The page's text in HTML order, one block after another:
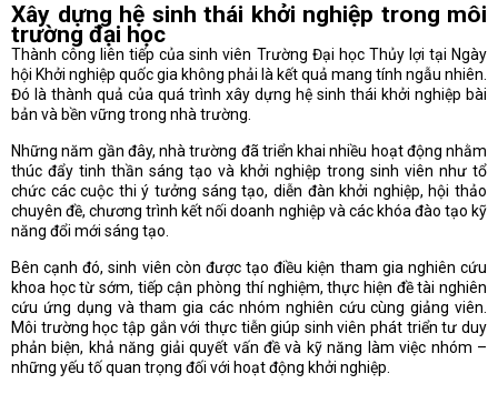
Xây dựng hệ sinh thái khởi nghiệp trong môi
trường đại học
Thành công liên tiếp của sinh viên Trường Đại học Thủy lợi tại Ngày
hội Khởi nghiệp quốc gia không phải là kết quả mang tính ngẫu nhiên.
Đó là thành quả của quá trình xây dựng hệ sinh thái khởi nghiệp bài
bản và bền vững trong nhà trường.
Những năm gần đây, nhà trường đã triển khai nhiều hoạt động nhằm
thúc đẩy tinh thần sáng tạo và khởi nghiệp trong sinh viên như tổ
chức các cuộc thi ý tưởng sáng tạo, diễn đàn khởi nghiệp, hội thảo
chuyên đề, chương trình kết nối doanh nghiệp và các khóa đào tạo kỹ
năng đổi mới sáng tạo.
Bên cạnh đó, sinh viên còn được tạo điều kiện tham gia nghiên cứu
khoa học từ sớm, tiếp cận phòng thí nghiệm, thực hiện đề tài nghiên
cứu ứng dụng và tham gia các nhóm nghiên cứu cùng giảng viên.
Môi trường học tập gắn với thực tiễn giúp sinh viên phát triển tư duy
phản biện, khả năng giải quyết vấn đề và kỹ năng làm việc nhóm –
những yếu tố quan trọng đối với hoạt động khởi nghiệp.